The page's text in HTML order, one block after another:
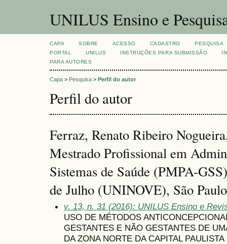
UNILUS Ensino e
CAPA SOBRE ACESSO CADASTRO
PESQUISA
PORTAL
UNILUS INSTRUÇÕES PARA SUBMISSÃO
PARA AUTORES
Capa > Pesquisa > Perfil do autor
Perfil do autor
Ferraz, Renato Ribeiro
Mestrado Profissional em
Sistemas de Saúde (PMPA-
de Julho (UNINOVE), São
v. 13, n. 31 (2016): UNILUS Ensino e
USO DE MÉTODOS
GESTANTES E NÃO GESTANTES DE
DA ZONA NORTE DA CAPITAL PAULISTA